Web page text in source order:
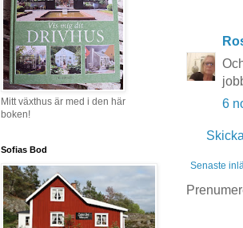
6
Senaste
Mitt växthus är med i den här
boken!
Sofias Bod